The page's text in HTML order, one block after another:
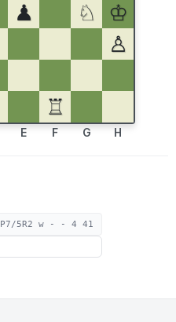
♟ ♘
♔
♙
♖
E F G H
P7/5R2 w - - 4 41